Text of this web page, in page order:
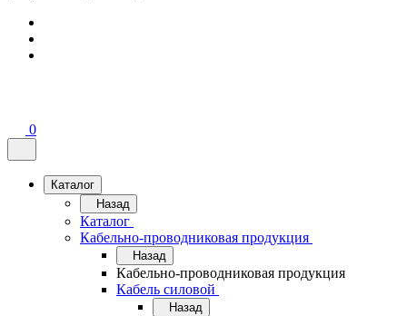
0
Каталог
Назад
Каталог
Кабельно-проводниковая продукция
Назад
Кабельно-проводниковая продукция
Кабель силовой
Назад